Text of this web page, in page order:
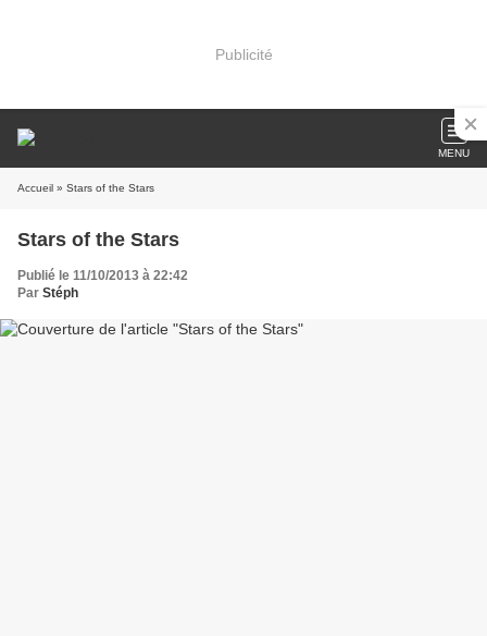
Publicité
MENU
Accueil » Stars of the Stars
Stars of the Stars
Publié le 11/10/2013 à 22:42
Par Stéph